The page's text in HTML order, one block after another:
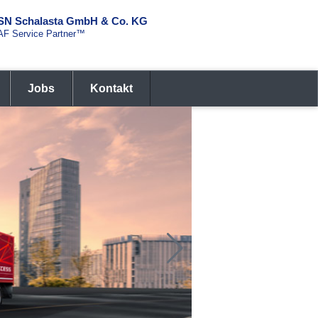
Schalasta GmbH & Co. KG
Service Partner™
Jobs Kontakt